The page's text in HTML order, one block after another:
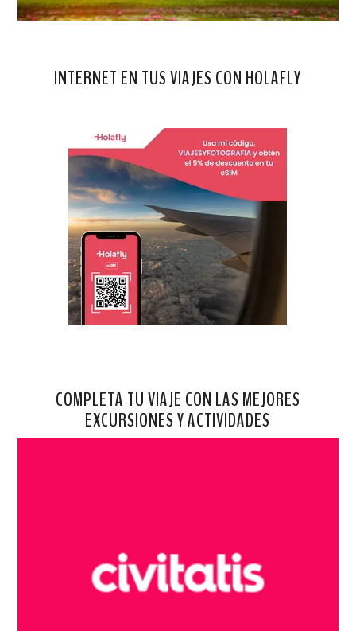
INTERNET EN TUS VIAJES CON HOLAFLY
COMPLETA TU VIAJE CON LAS MEJORES
EXCURSIONES Y ACTIVIDADES